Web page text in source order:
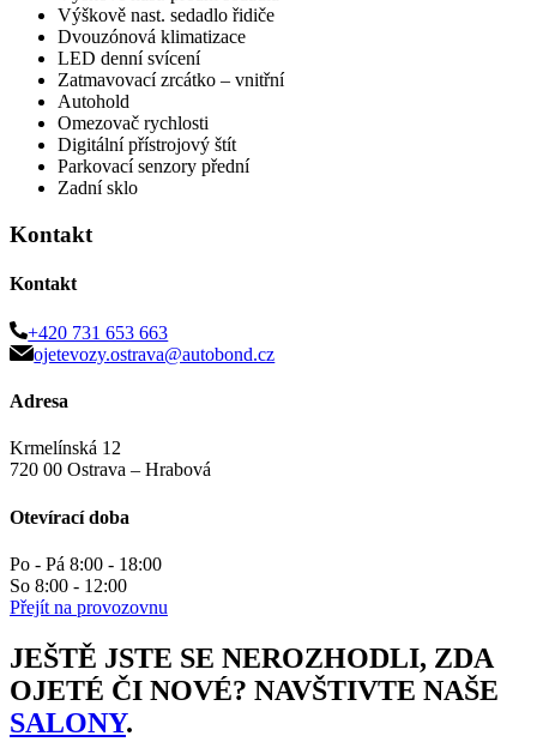
Výškově nast. sedadlo řidiče
Dvouzónová klimatizace
LED denní svícení
Zatmavovací zrcátko – vnitřní
Autohold
Omezovač rychlosti
Digitální přístrojový štít
Parkovací senzory přední
Zadní sklo
Kontakt
Kontakt
+420 731 653 663
ojetevozy.ostrava@autobond.cz
Adresa
Krmelínská 12
720 00 Ostrava – Hrabová
Otevírací doba
Po - Pá 8:00 - 18:00
So 8:00 - 12:00
Přejít na provozovnu
JEŠTĚ JSTE SE NEROZHODLI, ZDA
OJETÉ ČI NOVÉ? NAVŠTIVTE NAŠE
SALONY.